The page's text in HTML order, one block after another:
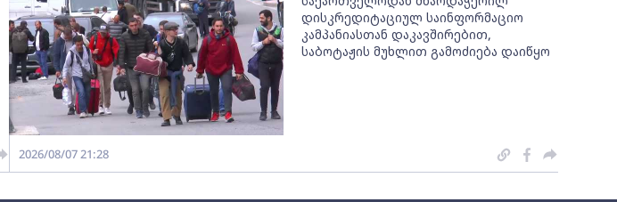
დისკრედიტაციულ საინფორმაციო
კამპანიასთან დაკავშირებით,
საბოტაჟის მუხლით გამოძიება დაიწყო
2026/08/07 21:28